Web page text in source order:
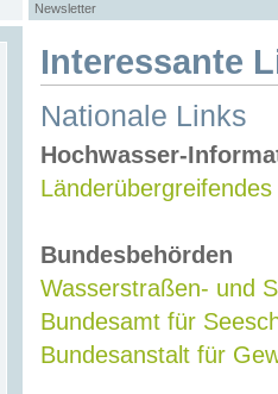
Newsletter
Interessante
Nationale Links
Hochwasser-
Bundesbehörden
Wasserstraßen- und
Bundesamt für
Bundesanstalt für